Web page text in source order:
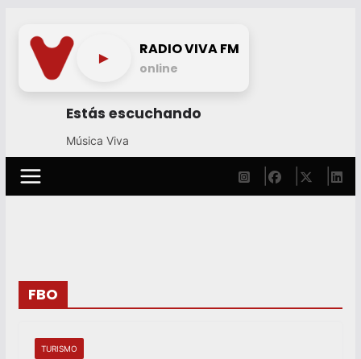
content
► RADIO VIVA FM
online
Estás escuchando
Música Viva
FBO
TURISMO